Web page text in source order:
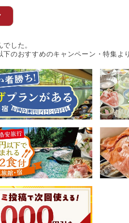
した。
のおすすめのキャンペーン・特集よ